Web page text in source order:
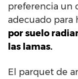
preferencia un
adecuado para
por suelo
las lamas.
El parquet de